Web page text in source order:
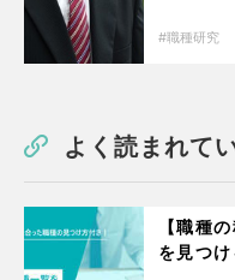
職種研究
よく読まれて
【職種
を見つ